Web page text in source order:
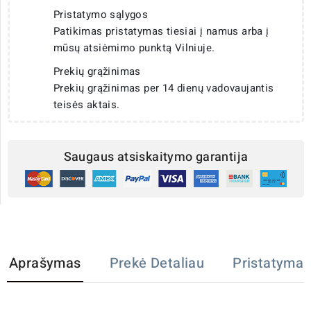
Pristatymo sąlygos
Patikimas pristatymas tiesiai į namus arba į
mūsų atsiėmimo punktą Vilniuje.
Prekių grąžinimas
Prekių grąžinimas per 14 dienų vadovaujantis
teisės aktais.
Saugaus atsiskaitymo garantija
Aprašymas Prekė Detaliau Pristatymas